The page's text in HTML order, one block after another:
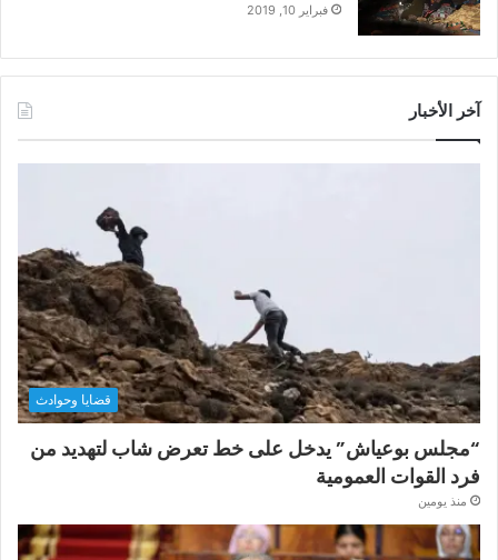
فبراير 10, 2019
آخر الأخبار
قضايا وحوادث
“مجلس بوعياش” يدخل على خط تعرض شاب لتهديد من
فرد القوات العمومية
منذ يومين